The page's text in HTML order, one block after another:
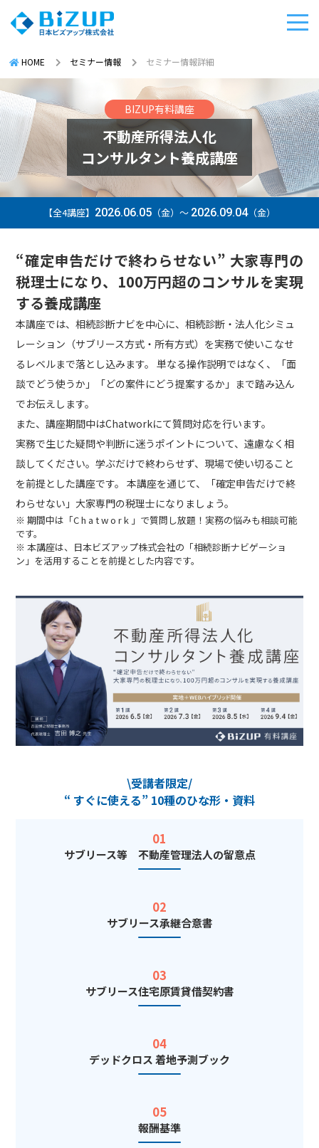
HOME セミナー情報 セミナー情報詳細
BIZUP有料講座
不動産所得法人化
コンサルタント養成講座
【全4講座】 2026.06.05 （金）～ 2026.09.04（金）
“確定申告だけで終わらせない” 大家専門の
税理士になり、100万円超のコンサルを実現
する養成講座
本講座では、相続診断ナビを中心に、相続診断・法人化シミュ
レーション（サブリース方式・所有方式）を実務で使いこなせ
るレベルまで落とし込みます。 単なる操作説明ではなく、「面
談でどう使うか」「どの案件にどう提案するか」まで踏み込ん
でお伝えします。
また、講座期間中はChatworkにて質問対応を行います。
実務で生じた疑問や判断に迷うポイントについて、遠慮なく相
談してください。学ぶだけで終わらせず、現場で使い切ること
を前提とした講座です。 本講座を通じて、「確定申告だけで終
わらせない」大家専門の税理士になりましょう。
※ 期間中は「C h a t w o r k 」で質問し放題！実務の悩みも相談可能
です。
※ 本講座は、日本ビズアップ株式会社の「相続診断ナビゲーショ
ン」を活用することを前提とした内容です。
\受講者限定/
“ すぐに使える” 10種のひな形・資料
01
サブリース等 不動産管理法人の留意点
02
サブリース承継合意書
03
サブリース住宅原賃貸借契約書
04
デッドクロス 着地予測ブック
05
報酬基準